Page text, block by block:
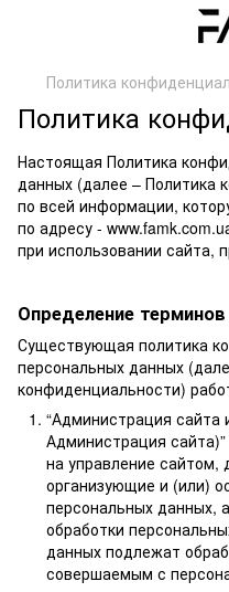
Политика
Политика
Настоящая Политика
данных (далее – Политика
по всей информации,
по адресу -
при использовании сайта,
Определение терминов
Существующая политика
персональных данных
конфиденциальности)
“Администрация сайта
Администрация
на управление
организующие и (или)
персональных данных,
обработки
данных подлежат
совершаемым с